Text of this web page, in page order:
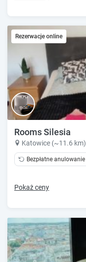
Rezerwacje online
Rooms Silesia
Katowice (~11.6 km)
Bezpłatne anulowanie
Pokaż ceny